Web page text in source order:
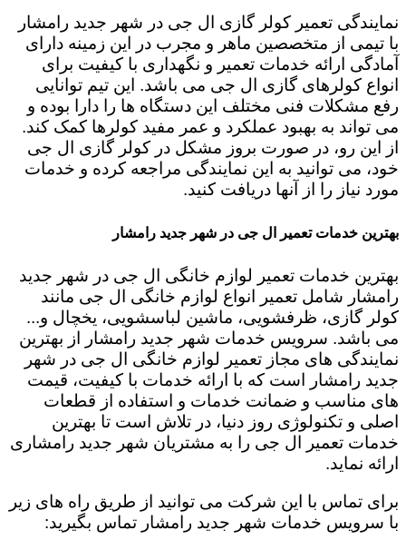
نمایندگی تعمیر کولر گازی ال جی در شهر جدید رامشار
با تیمی از متخصصین ماهر و مجرب در این زمینه دارای
آمادگی ارائه خدمات تعمیر و نگهداری با کیفیت برای
انواع کولرهای گازی ال جی می باشد. این تیم توانایی
رفع مشکلات فنی مختلف این دستگاه ها را دارا بوده و
می تواند به بهبود عملکرد و عمر مفید کولرها کمک کند.
از این رو، در صورت بروز مشکل در کولر گازی ال جی
خود، می توانید به این نمایندگی مراجعه کرده و خدمات
مورد نیاز را از آنها دریافت کنید.
بهترین خدمات تعمیر ال جی در شهر جدید رامشار
بهترین خدمات تعمیر لوازم خانگی ال جی در شهر جدید
رامشار شامل تعمیر انواع لوازم خانگی ال جی مانند
کولر گازی، ظرفشویی، ماشین لباسشویی، یخچال و...
می باشد. سرویس خدمات شهر جدید رامشار از بهترین
نمایندگی های مجاز تعمیر لوازم خانگی ال جی در شهر
جدید رامشار است که با ارائه خدمات با کیفیت، قیمت
های مناسب و ضمانت خدمات و استفاده از قطعات
اصلی و تکنولوژی روز دنیا، در تلاش است تا بهترین
خدمات تعمیر ال جی را به مشتریان شهر جدید رامشاری
ارائه نماید.
برای تماس با این شرکت می توانید از طریق راه های زیر
با سرویس خدمات شهر جدید رامشار تماس بگیرید: